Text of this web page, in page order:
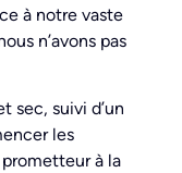
à notre vaste
n’avons pas
sec, suivi d’un
les
à la